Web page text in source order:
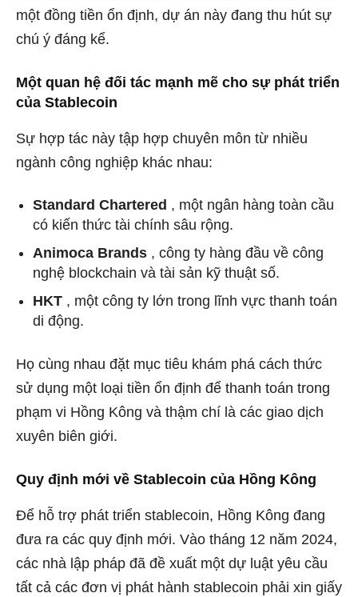
một đồng tiền ổn định, dự án này đang thu hút sự
chú ý đáng kể.
Một quan hệ đối tác mạnh mẽ cho sự phát triển
của Stablecoin
Sự hợp tác này tập hợp chuyên môn từ nhiều
ngành công nghiệp khác nhau:
Standard Chartered , một ngân hàng toàn cầu
có kiến ​​thức tài chính sâu rộng.
Animoca Brands , công ty hàng đầu về công
nghệ blockchain và tài sản kỹ thuật số.
HKT , một công ty lớn trong lĩnh vực thanh toán
di động.
Họ cùng nhau đặt mục tiêu khám phá cách thức
sử dụng một loại tiền ổn định để thanh toán trong
phạm vi Hồng Kông và thậm chí là các giao dịch
xuyên biên giới.
Quy định mới về Stablecoin của Hồng Kông
Để hỗ trợ phát triển stablecoin, Hồng Kông đang
đưa ra các quy định mới. Vào tháng 12 năm 2024,
các nhà lập pháp đã đề xuất một dự luật yêu cầu
tất cả các đơn vị phát hành stablecoin phải xin giấy